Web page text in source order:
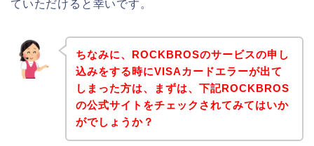
ていただけると幸いです。
ちなみに、ROCKBROSのサービスの申し
込みをする時にVISAカードエラーが出て
しまった方は、まずは、下記ROCKBROS
の公式サイトをチェックされてみてはいか
がでしょうか？